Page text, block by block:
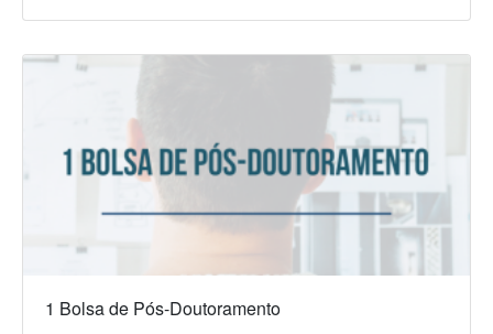
1 Bolsa de Pós-Doutoramento